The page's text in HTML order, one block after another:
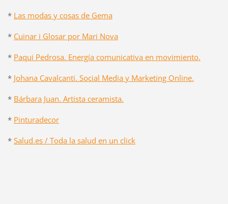
* Las modas y cosas de Gema
* Cuinar i Glosar por Mari Nova
* Paqui Pedrosa. Energía comunicativa en movimiento.
* Johana Cavalcanti. Social Media y Marketing Online.
* Bárbara Juan. Artista ceramista.
* Pinturadecor
* Salud.es / Toda la salud en un click